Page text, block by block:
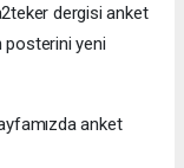
dergisi anket
yeni
anket